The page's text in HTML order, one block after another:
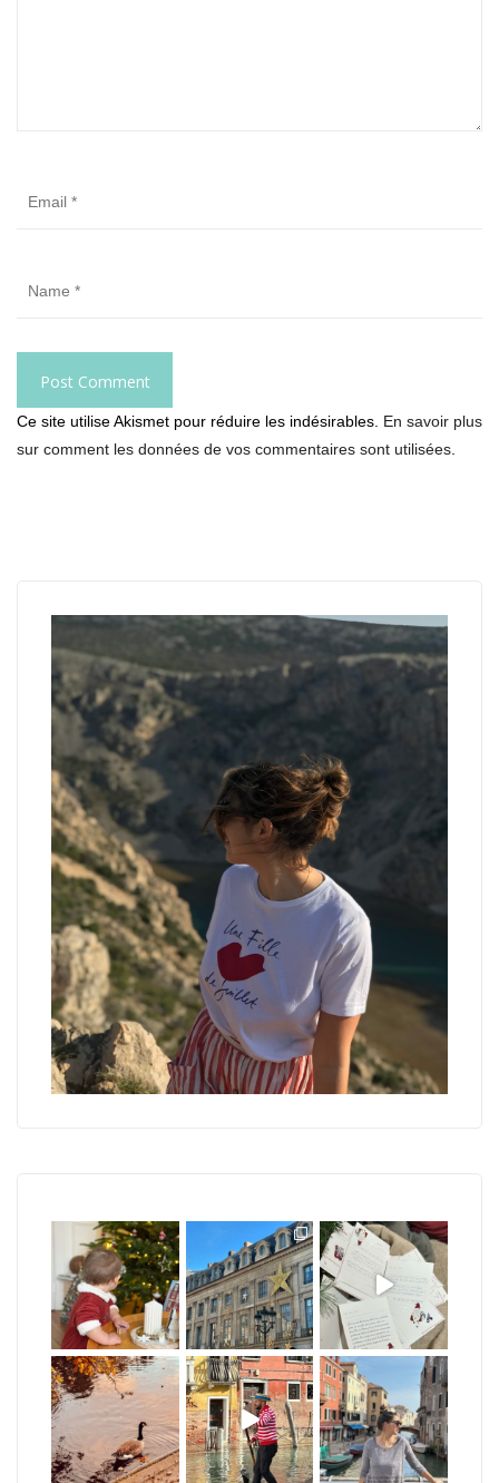
Ce site utilise Akismet pour réduire les indésirables. En savoir plus
sur comment les données de vos commentaires sont utilisées